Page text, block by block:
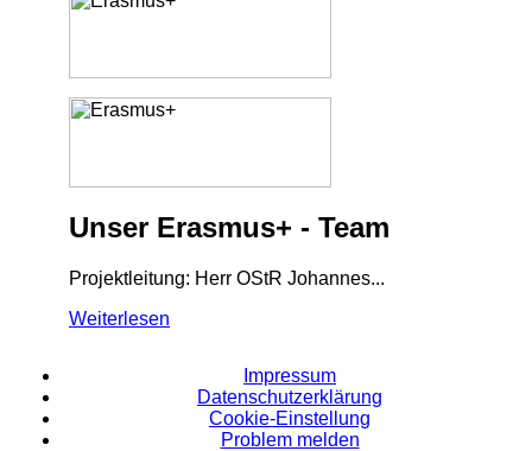
Unser Erasmus+ - Team
Projektleitung: Herr OStR Johannes...
Weiterlesen
Impressum
Datenschutzerklärung
Cookie-Einstellung
Problem melden